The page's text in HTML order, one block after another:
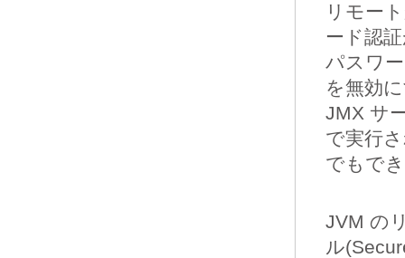
リモー
ード認
パスワ
を無効
JMX サ
で実行
でもで
JVM の
ル